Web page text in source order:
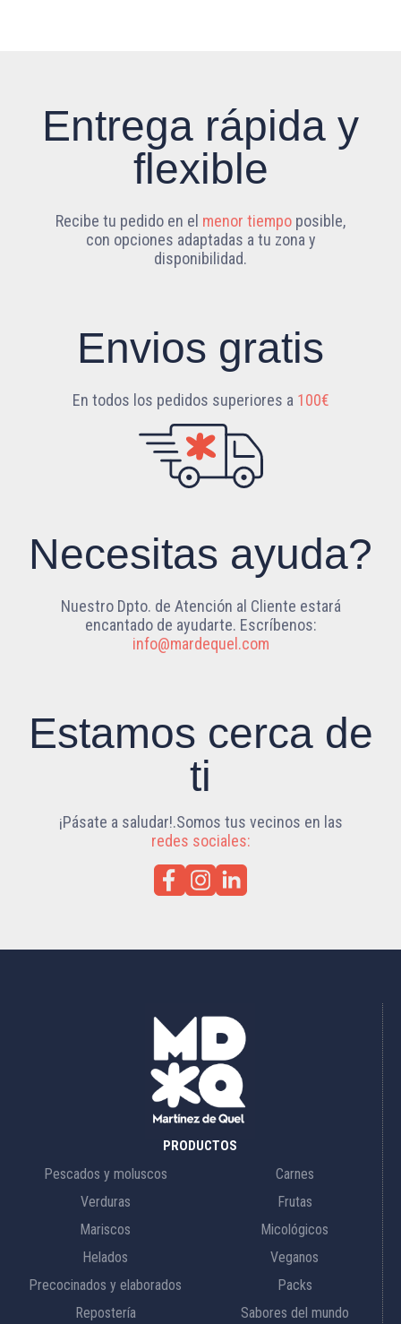
Entrega rápida y
flexible
Recibe tu pedido en el menor tiempo posible,
con opciones adaptadas a tu zona y
disponibilidad.
Envios gratis
En todos los pedidos superiores a 100€
Necesitas ayuda?
Nuestro Dpto. de Atención al Cliente estará
encantado de ayudarte. Escríbenos:
info@mardequel.com
Estamos cerca de
ti
¡Pásate a saludar!.Somos tus vecinos en las
redes sociales:
PRODUCTOS
Pescados y moluscos
Verduras
Mariscos
Helados
Precocinados y elaborados
Repostería
Carnes
Frutas
Micológicos
Veganos
Packs
Sabores del mundo